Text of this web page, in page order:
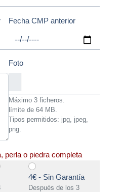
Fecha CMP anterior
Foto
Máximo 3 ficheros.
límite de 64 MB.
Tipos permitidos: jpg, jpeg,
png.
perla o piedra completa
4€ - Sin Garantía
Después de los 3